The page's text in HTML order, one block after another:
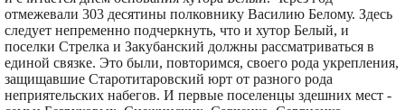
отмежевали 303 десятины полковнику Василию Белому. Здесь
следует непременно подчеркнуть, что и хутор Белый, и
поселки Стрелка и Закубанский должны рассматриваться в
единой связке. Это были, повторимся, своего рода укрепления,
защищавшие Старотитаровский юрт от разного рода
неприятельских набегов. И первые поселенцы здешних мест -